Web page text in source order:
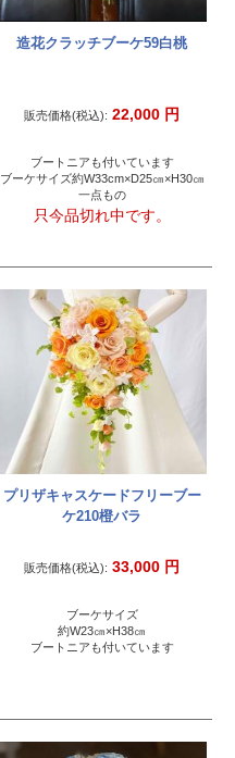
造花クラッチブーケ59白桃
販売価格(税込): 22,000 円
ブートニアも付いています
ブーケサイズ約W33cm×D25㎝×H30㎝
一点もの
只今品切れ中です。
プリザキャスケードフリーブー
ケ210橙バラ
販売価格(税込): 33,000 円
ブーケサイズ
約W23㎝×H38㎝
ブートニアも付いています